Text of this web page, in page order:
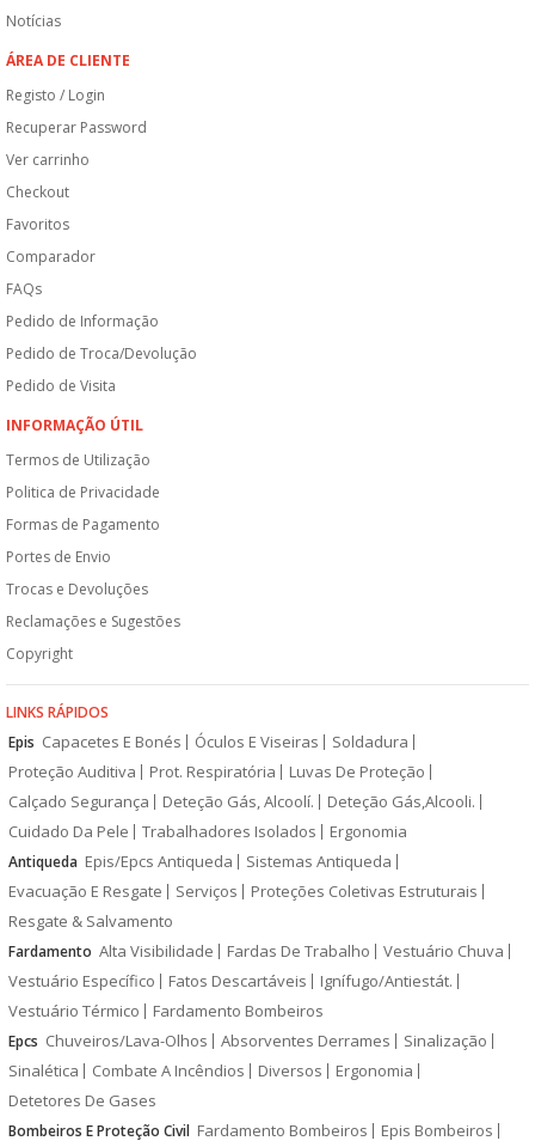
Notícias
ÁREA DE CLIENTE
Registo / Login
Recuperar Password
Ver carrinho
Checkout
Favoritos
Comparador
FAQs
Pedido de Informação
Pedido de Troca/Devolução
Pedido de Visita
INFORMAÇÃO ÚTIL
Termos de Utilização
Politica de Privacidade
Formas de Pagamento
Portes de Envio
Trocas e Devoluções
Reclamações e Sugestões
Copyright
LINKS RÁPIDOS
Epis Capacetes E Bonés Óculos E Viseiras
Soldadura
Proteção Auditiva
Prot. Respiratória
Luvas De Proteção
Calçado Segurança
Deteção Gás, Alcoolí.
Deteção Gás,Alcooli.
Cuidado Da Pele
Trabalhadores Isolados Ergonomia
Antiqueda Epis/Epcs Antiqueda
Sistemas Antiqueda
Evacuação E Resgate
Serviços
Proteções Coletivas Estruturais
Resgate & Salvamento
Fardamento Alta Visibilidade Fardas De Trabalho
Vestuário Chuva
Vestuário Específico
Fatos Descartáveis
Ignífugo/Antiestát.
Vestuário Térmico
Fardamento Bombeiros
Epcs Chuveiros/Lava-Olhos Absorventes Derrames
Sinalização
Sinalética
Combate A Incêndios Diversos
Ergonomia
Detetores De Gases
Bombeiros E Proteção Civil Fardamento Bombeiros
Epis Bombeiros